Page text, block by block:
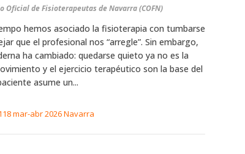
Oficial de Fisioterapeutas de Navarra (COFN)
hemos asociado la fisioterapia con tumbarse
que el profesional nos “arregle”. Sin embargo,
ha cambiado: quedarse quieto ya no es la
y el ejercicio terapéutico son la base del
asume un...
mar-abr 2026 Navarra